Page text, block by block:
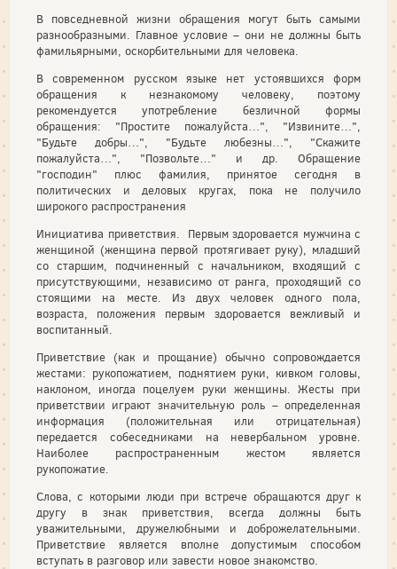
В повседневной жизни обращения могут быть самыми
разнообразными. Главное условие – они не должны быть
фамильярными, оскорбительными для человека.
В современном русском языке нет устоявшихся форм
обращения к незнакомому человеку, поэтому
рекомендуется употребление безличной формы
обращения: "Простите пожалуйста…", "Извините…",
"Будьте добры…", "Будьте любезны…", "Скажите
пожалуйста…", "Позвольте…" и др. Обращение
"господин" плюс фамилия, принятое сегодня в
политических и деловых кругах, пока не получило
широкого распространения
Инициатива приветствия. Первым здоровается мужчина с
женщиной (женщина первой протягивает руку), младший
со старшим, подчиненный с начальником, входящий с
присутствующими, независимо от ранга, проходящий со
стоящими на месте. Из двух человек одного пола,
возраста, положения первым здоровается вежливый и
воспитанный.
Приветствие (как и прощание) обычно сопровождается
жестами: рукопожатием, поднятием руки, кивком головы,
наклоном, иногда поцелуем руки женщины. Жесты при
приветствии играют значительную роль – определенная
информация (положительная или отрицательная)
передается собеседниками на невербальном уровне.
Наиболее распространенным жестом является
рукопожатие.
Слова, с которыми люди при встрече обращаются друг к
другу в знак приветствия, всегда должны быть
уважительными, дружелюбными и доброжелательными.
Приветствие является вполне допустимым способом
вступать в разговор или завести новое знакомство.